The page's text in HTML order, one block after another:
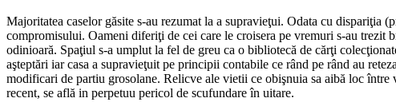
Majoritatea caselor găsite s-au rezumat la a supravieţui. Odata cu dispariţia
compromisului. Oameni diferiţi de cei care le croisera pe vremuri s-au trezit
odinioară. Spaţiul s-a umplut la fel de greu ca o bibliotecă de cărţi
aşteptări iar casa a supravieţuit pe principii contabile ce rând pe rând au
modificari de partiu grosolane. Relicve ale vietii ce obişnuia sa aibă loc
recent, se află in perpetuu pericol de scufundare în uitare.